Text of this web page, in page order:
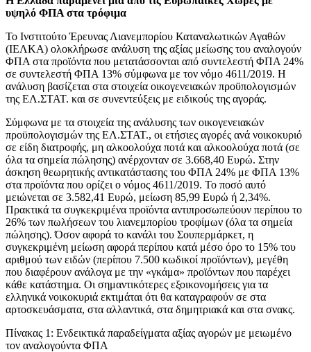
υψηλό ΦΠΑ στα τρόφιμα
Το Ινστιτούτο Έρευνας Λιανεμπορίου Καταναλωτικών Αγαθών
(ΙΕΛΚΑ) ολοκλήρωσε ανάλυση της αξίας μείωσης του αναλογούν
ΦΠΑ στα προϊόντα που μετατάσσονται από συντελεστή ΦΠΑ 24%
σε συντελεστή ΦΠΑ 13% σύμφωνα με τον νόμο 4611/2019. Η
ανάλυση βασίζεται στα στοιχεία οικογενειακών προϋπολογισμών
της ΕΛ.ΣΤΑΤ. και σε συνεντεύξεις με ειδικούς της αγοράς.
Σύμφωνα με τα στοιχεία της ανάλυσης των οικογενειακών
προϋπολογισμών της ΕΛ.ΣΤΑΤ., οι ετήσιες αγορές ανά νοικοκυριό
σε είδη διατροφής, μη αλκοολούχα ποτά και αλκοολούχα ποτά (σε
όλα τα σημεία πώλησης) ανέρχονταν σε 3.668,40 Ευρώ. Στην
άσκηση θεωρητικής αντικατάστασης του ΦΠΑ 24% με ΦΠΑ 13%
στα προϊόντα που ορίζει ο νόμος 4611/2019. Το ποσό αυτό
μειώνεται σε 3.582,41 Ευρώ, μείωση 85,99 Ευρώ ή 2,34%.
Πρακτικά τα συγκεκριμένα προϊόντα αντιπροσωπεύουν περίπου το
26% των πωλήσεων του λιανεμπορίου τροφίμων (όλα τα σημεία
πώλησης). Όσον αφορά το κανάλι του Σουπερμάρκετ, η
συγκεκριμένη μείωση αφορά περίπου κατά μέσο όρο το 15% του
αριθμού των ειδών (περίπου 7.500 κωδικοί προϊόντων), μεγέθη
που διαφέρουν ανάλογα με την «γκάμα» προϊόντων που παρέχει
κάθε κατάστημα. Οι σημαντικότερες εξοικονομήσεις για τα
ελληνικά νοικοκυριά εκτιμάται ότι θα καταγραφούν σε στα
αρτοσκευάσματα, στα αλλαντικά, στα δημητριακά και στα σνακς.
Πίνακας 1: Ενδεικτικά παραδείγματα αξίας αγορών με μειωμένο
τον αναλογούντα ΦΠΑ